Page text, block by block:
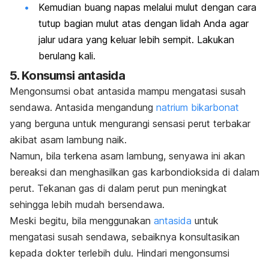
Kemudian buang napas melalui mulut dengan cara
tutup bagian mulut atas dengan lidah Anda agar
jalur udara yang keluar lebih sempit. Lakukan
berulang kali.
5. Konsumsi antasida
Mengonsumsi obat antasida mampu mengatasi susah
sendawa. Antasida mengandung natrium bikarbonat
yang berguna untuk mengurangi sensasi perut terbakar
akibat asam lambung naik.
Namun, bila terkena asam lambung, senyawa ini akan
bereaksi dan menghasilkan gas karbondioksida di dalam
perut. Tekanan gas di dalam perut pun meningkat
sehingga lebih mudah bersendawa.
Meski begitu, bila menggunakan antasida untuk
mengatasi susah sendawa, sebaiknya konsultasikan
kepada dokter terlebih dulu. Hindari mengonsumsi